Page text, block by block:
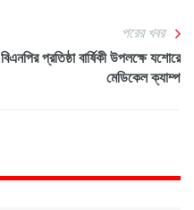
পরের খবর
বিএনপির প্রতিষ্ঠা বার্ষিকী উপলক্ষে যশোরে
মেডিকেল ক্যাম্প